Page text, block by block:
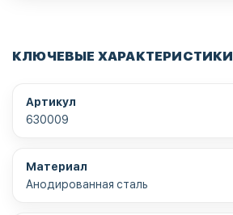
КЛЮЧЕВЫЕ ХАРАКТЕРИСТИКИ
Артикул
630009
Материал
Анодированная сталь